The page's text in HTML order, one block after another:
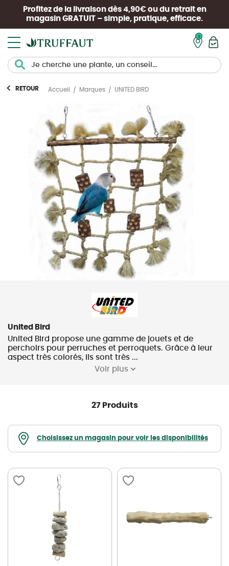
Profitez de la livraison dès 4,90€ ou du retrait en
magasin GRATUIT – simple, pratique, efficace.
RETOUR Accueil Marques UNITED BIRD
United Bird
United Bird propose une gamme de jouets et de
perchoirs pour perruches et perroquets. Grâce à leur
aspect très colorés, ils sont très ...
Voir plus
27 Produits
Choisissez un magasin pour voir les disponibilités